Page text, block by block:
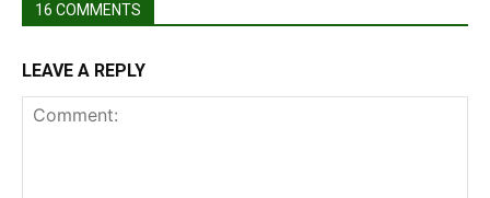
16 COMMENTS
LEAVE A REPLY